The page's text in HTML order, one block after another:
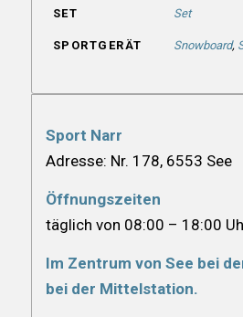
SET Set
SPORTGERÄT Snowboard,
Sport Narr
Adresse: Nr. 178, 6553 See
Öffnungszeiten
täglich von 08:00 – 18:00
Im Zentrum von See bei
bei der Mittelstation.